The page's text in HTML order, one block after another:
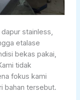
stainless,
etalase
bekas pakai,
tidak
fokus kami
bahan tersebut.